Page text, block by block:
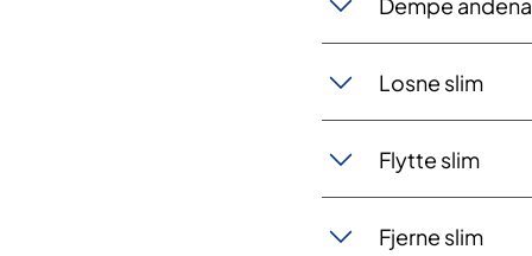
​Losne slim
Flytte slim
Fjerne slim